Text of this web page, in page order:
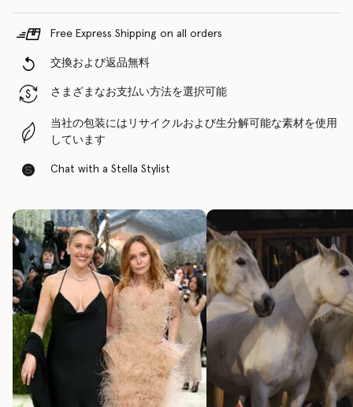
Free Express Shipping on all orders
交換および返品無料
さまざまなお支払い方法を選択可能
当社の包装にはリサイクルおよび生分解可能な素材を使用
しています
Chat with a Stella Stylist